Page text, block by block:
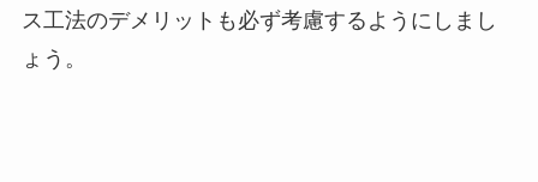
ス工法のデメリットも必ず考慮するようにしまし
ょう。